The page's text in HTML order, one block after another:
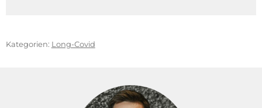
recommendations.
Zettl, U. K. & Sieb, J. P. (2024).Diagnostik und Therapie
neurologischer Erkrankungen. Elsevier, München.
Kategorien: Long-Covid